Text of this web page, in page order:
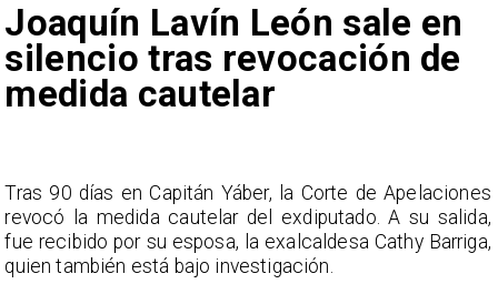
Joaquín Lavín León sale en
silencio tras revocación de
medida cautelar
Tras 90 días en Capitán Yáber, la Corte de Apelaciones
revocó la medida cautelar del exdiputado. A su salida,
fue recibido por su esposa, la exalcaldesa Cathy Barriga,
quien también está bajo investigación.